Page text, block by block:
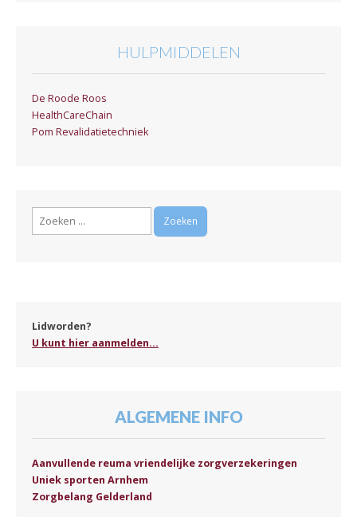
HULPMIDDELEN
De Roode Roos
HealthCareChain
Pom Revalidatietechniek
Zoeken
Lidworden?
U kunt hier aanmelden...
ALGEMENE INFO
Aanvullende reuma vriendelijke zorgverzekeringen
Uniek sporten Arnhem
Zorgbelang Gelderland